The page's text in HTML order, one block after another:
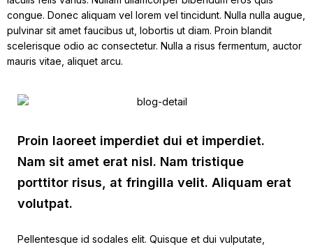
congue. Donec aliquam vel lorem vel tincidunt. Nulla nulla augue,
pulvinar sit amet faucibus ut, lobortis ut diam. Proin blandit
scelerisque odio ac consectetur. Nulla a risus fermentum, auctor
mauris vitae, aliquet arcu.
Proin laoreet imperdiet dui et imperdiet.
Nam sit amet erat nisl. Nam tristique
porttitor risus, at fringilla velit. Aliquam erat
volutpat.
Pellentesque id sodales elit. Quisque et dui vulputate,